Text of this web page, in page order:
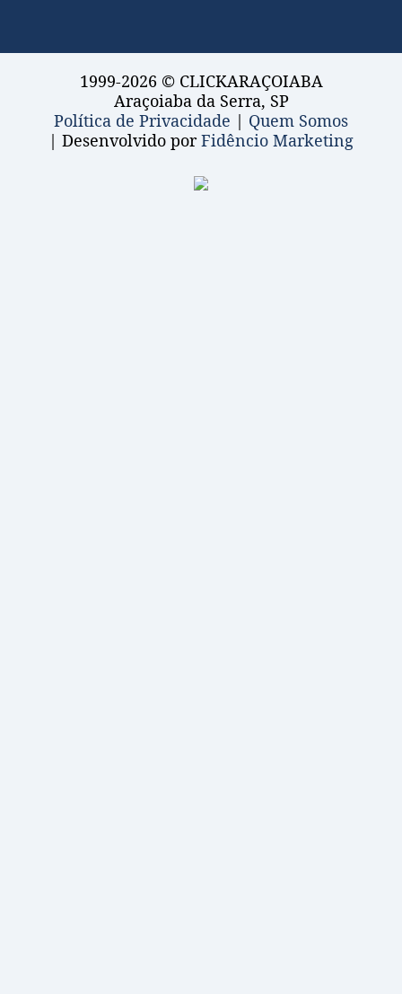
1999-2026 © CLICKARAÇOIABA
Araçoiaba da Serra, SP
Política de Privacidade | Quem Somos
| Desenvolvido porFidêncio Marketing